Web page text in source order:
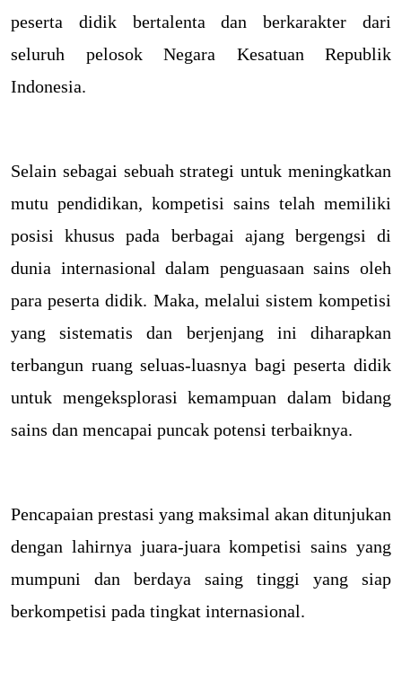
peserta didik bertalenta dan berkarakter dari
seluruh pelosok Negara Kesatuan Republik
Indonesia.
Selain sebagai sebuah strategi untuk meningkatkan
mutu pendidikan, kompetisi sains telah memiliki
posisi khusus pada berbagai ajang bergengsi di
dunia internasional dalam penguasaan sains oleh
para peserta didik. Maka, melalui sistem kompetisi
yang sistematis dan berjenjang ini diharapkan
terbangun ruang seluas-luasnya bagi peserta didik
untuk mengeksplorasi kemampuan dalam bidang
sains dan mencapai puncak potensi terbaiknya.
Pencapaian prestasi yang maksimal akan ditunjukan
dengan lahirnya juara-juara kompetisi sains yang
mumpuni dan berdaya saing tinggi yang siap
berkompetisi pada tingkat internasional.